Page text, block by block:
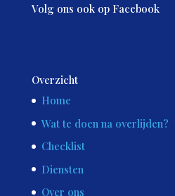
Volg ons ook op Facebook
Overzicht
Home
Wat te doen na overlijden?
Checklist
Diensten
Over ons